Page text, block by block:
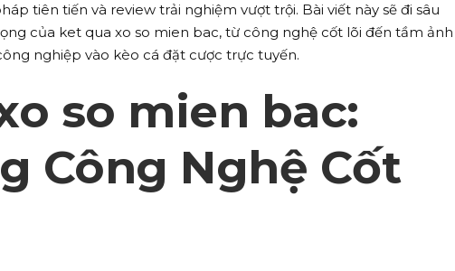
tiên tiến và review trải nghiệm vượt trội. Bài viết này sẽ đi sâu
của ket qua xo so mien bac, từ công nghệ cốt lõi đến tầm ảnh
nghiệp vào kèo cá đặt cược trực tuyến.
so mien bac:
Công Nghệ Cốt